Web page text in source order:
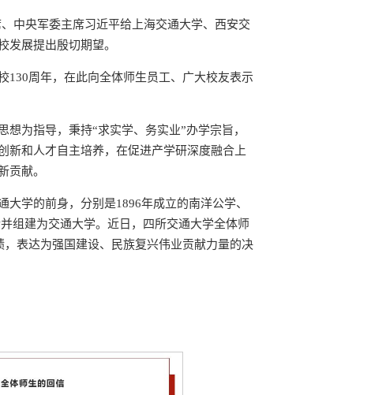
中央军委主席习近平给上海交通大学、西安交
发展提出殷切期望。
130周年，在此向全体师生员工、广大校友表示
为指导，秉持“求实学、务实业”办学宗旨，
新和人才自主培养，在促进产学研深度融合上
贡献。
大学的前身，分别是1896年成立的南洋公学、
组建为交通大学。近日，四所交通大学全体师
表达为强国建设、民族复兴伟业贡献力量的决